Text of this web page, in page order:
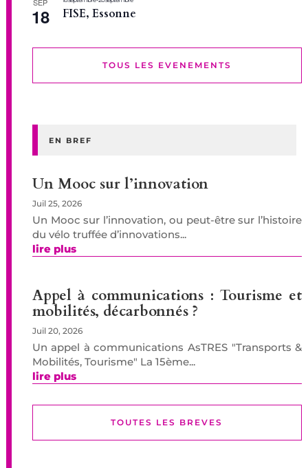
SEP
18 FISE, Essonne
TOUS LES EVENEMENTS
EN BREF
Un Mooc sur l’innovation
Juil 25, 2026
Un Mooc sur l’innovation, ou peut-être sur l’histoire
du vélo truffée d’innovations...
lire plus
Appel à communications : Tourisme et
mobilités, décarbonnés ?
Juil 20, 2026
Un appel à communications AsTRES "Transports &
Mobilités, Tourisme" La 15ème...
lire plus
TOUTES LES BREVES